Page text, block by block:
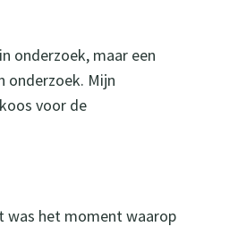
onderzoek, maar een
onderzoek. Mijn
voor de
was het moment waarop